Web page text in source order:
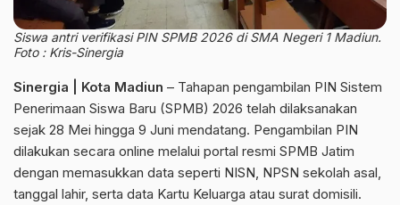
Siswa antri verifikasi PIN SPMB 2026 di SMA Negeri 1 Madiun.
Foto : Kris-Sinergia
Sinergia | Kota Madiun – Tahapan pengambilan PIN Sistem
Penerimaan Siswa Baru (SPMB) 2026 telah dilaksanakan
sejak 28 Mei hingga 9 Juni mendatang. Pengambilan PIN
dilakukan secara online melalui portal resmi SPMB Jatim
dengan memasukkan data seperti NISN, NPSN sekolah asal,
tanggal lahir, serta data Kartu Keluarga atau surat domisili.